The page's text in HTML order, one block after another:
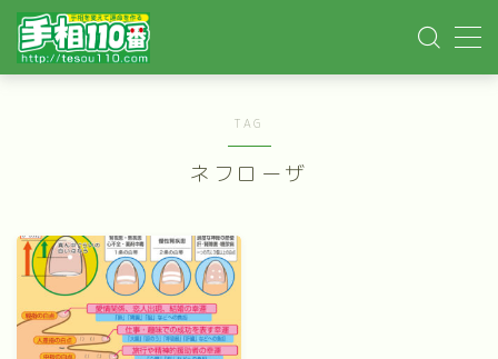
MENU
手相鑑定
手相講座
TAG
ネフローザ